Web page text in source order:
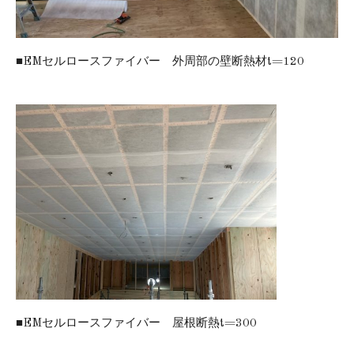
■EMセルロースファイバー 外周部の壁断熱材t=120
■EMセルロースファイバー 屋根断熱t=300